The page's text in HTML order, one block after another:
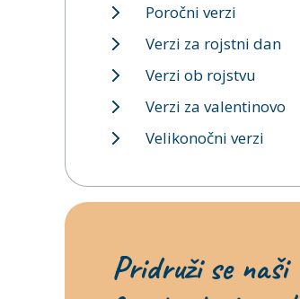
Poročni verzi
Verzi za rojstni dan
Verzi ob rojstvu
Verzi za valentinovo
Velikonočni verzi
Pridruži se naši